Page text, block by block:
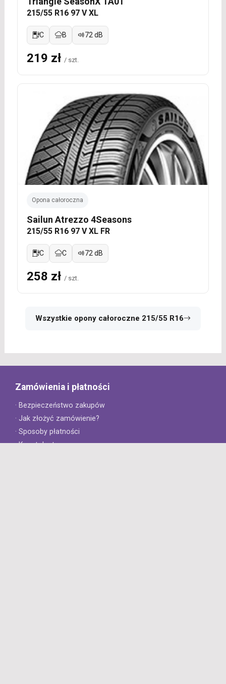
215/55 R16 97 V XL
C B 72 dB
219 zł / szt.
Opona całoroczna
Sailun Atrezzo 4Seasons
215/55 R16 97 V XL FR
C C 72 dB
258 zł / szt.
Wszystkie opony całoroczne 215/55 R16
Zamówienia i płatności
· Bezpieczeństwo zakupów
· Jak złożyć zamówienie?
· Sposoby płatności
· Koszt dostawy